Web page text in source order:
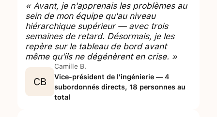
« Avant, je n'apprenais les problèmes au
sein de mon équipe qu'au niveau
hiérarchique supérieur — avec trois
semaines de retard. Désormais, je les
repère sur le tableau de bord avant
même qu'ils ne dégénèrent en crise. »
CB
Camille B.
Vice-président de l'ingénierie — 4
subordonnés directs, 18 personnes au
total